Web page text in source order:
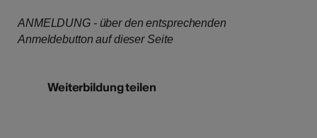
ANMELDUNG - über den entsprechenden
Anmeldebutton auf dieser Seite
Weiterbildung teilen